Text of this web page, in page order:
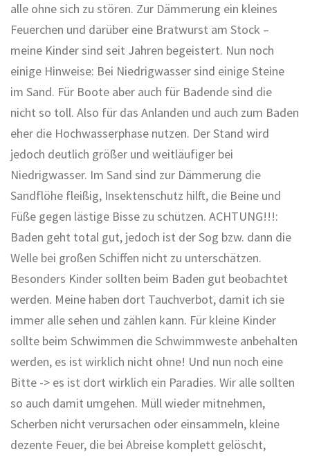
alle ohne sich zu stören. Zur Dämmerung ein kleines
Feuerchen und darüber eine Bratwurst am Stock –
meine Kinder sind seit Jahren begeistert. Nun noch
einige Hinweise: Bei Niedrigwasser sind einige Steine
im Sand. Für Boote aber auch für Badende sind die
nicht so toll. Also für das Anlanden und auch zum Baden
eher die Hochwasserphase nutzen. Der Stand wird
jedoch deutlich größer und weitläufiger bei
Niedrigwasser. Im Sand sind zur Dämmerung die
Sandflöhe fleißig, Insektenschutz hilft, die Beine und
Füße gegen lästige Bisse zu schützen. ACHTUNG!!!:
Baden geht total gut, jedoch ist der Sog bzw. dann die
Welle bei großen Schiffen nicht zu unterschätzen.
Besonders Kinder sollten beim Baden gut beobachtet
werden. Meine haben dort Tauchverbot, damit ich sie
immer alle sehen und zählen kann. Für kleine Kinder
sollte beim Schwimmen die Schwimmweste anbehalten
werden, es ist wirklich nicht ohne! Und nun noch eine
Bitte -> es ist dort wirklich ein Paradies. Wir alle sollten
so auch damit umgehen. Müll wieder mitnehmen,
Scherben nicht verursachen oder einsammeln, kleine
dezente Feuer, die bei Abreise komplett gelöscht,